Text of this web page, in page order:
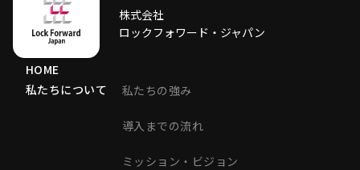
株式会社
ロックフォワード・ジャパン
HOME
私たちについて
私たちの強み
導入までの流れ
ミッション・ビジョン